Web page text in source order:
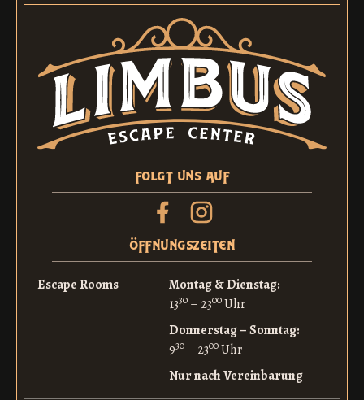
folgt uns auf
öffnungszeiten
Escape Rooms
Montag & Dienstag:
1330 – 2300Uhr
Donnerstag – Sonntag:
930 – 2300Uhr
Nur nach Vereinbarung